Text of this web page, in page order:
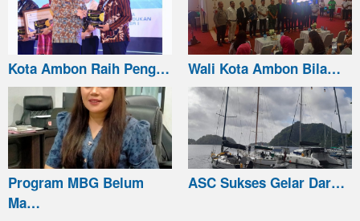
Kota Ambon Raih Peng… Wali Kota Ambon Bila…
Program MBG Belum
Ma…
ASC Sukses Gelar Dar…